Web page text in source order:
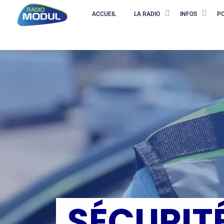
ACCUEIL LA RADIO INFOS